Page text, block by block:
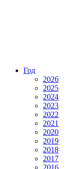
Год
2026
2025
2024
2023
2022
2021
2020
2019
2018
2017